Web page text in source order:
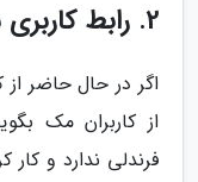
2. رابط کاربری سخت و ناآشنای مک
اگر در حال حاضر
از کاربران مک
فرندلی ندارد و